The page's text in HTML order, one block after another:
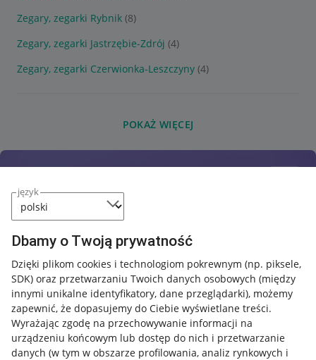
język
Dbamy o Twoją prywatność
Dzięki plikom cookies i technologiom pokrewnym (np. piksele,
SDK) oraz przetwarzaniu Twoich danych osobowych (między
innymi unikalne identyfikatory, dane przeglądarki), możemy
zapewnić, że dopasujemy do Ciebie wyświetlane treści.
Wyrażając zgodę na przechowywanie informacji na
urządzeniu końcowym lub dostęp do nich i przetwarzanie
danych (w tym w obszarze profilowania, analiz rynkowych i
Zegary, zegarki Rybnik (8)
Zegary, zegarki Jastrzębie-Zdrój (4)
Zegary, zegarki Czerwionka-Leszczyny (4)
POKAŻ WIĘCEJ